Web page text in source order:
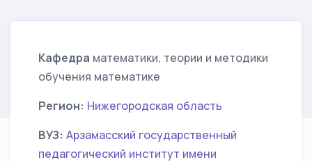
Кафедра математики, теории и методики
обучения математике
Регион: Нижегородская область
ВУЗ: Арзамасский государственный
педагогический институт имени